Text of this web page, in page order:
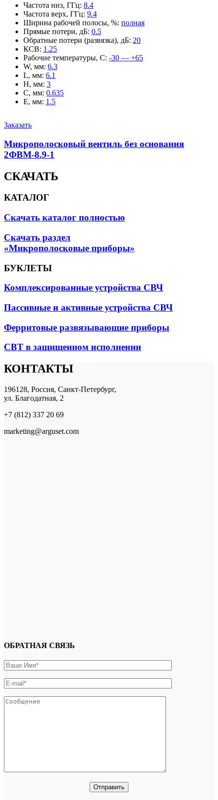
Частота низ, ГГц: 8.4
Частота верх, ГГц: 9.4
Ширина рабочей полосы, %: полная
Прямые потери, дБ: 0.5
Обратные потери (развязка), дБ: 20
КСВ: 1.25
Рабочие температуры, С: -30 — +65
W, мм: 6.3
L, мм: 6.1
H, мм: 3
C, мм: 0.635
E, мм: 1.5
Заказать
Микрополосковый вентиль без основания
2ФВМ-8.9-1
СКАЧАТЬ
КАТАЛОГ
Скачать каталог полностью
Скачать раздел
«Микрополосковые приборы»
БУКЛЕТЫ
Комплексированные устройства СВЧ
Пассивные и активные устройства СВЧ
Ферритовые развязывающие приборы
СВТ в защищенном исполнении
КОНТАКТЫ
196128, Россия, Санкт-Петербург,
ул. Благодатная, 2
+7 (812) 337 20 69
marketing@arguset.com
ОБРАТНАЯ СВЯЗЬ